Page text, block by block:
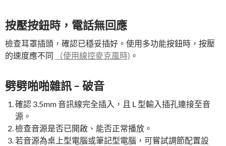
按壓按鈕時，電話無回應
檢查耳罩插頭，確認已穩妥插好。使用多功能按鈕時，按壓
的速度應不同
（使用線控麥克風時) 。
劈劈啪啪雜訊 – 破音
確認 3.5mm 音訊線完全插入，且 L 型輸入插孔連接至音
源。
檢查音源是否已開啟、能否正常播放。
若音源為桌上型電腦或筆記型電腦，可嘗試調節配置設